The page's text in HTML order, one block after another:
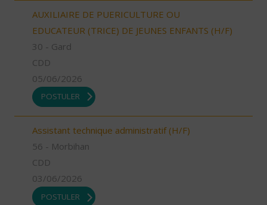
AUXILIAIRE DE PUERICULTURE OU
EDUCATEUR (TRICE) DE JEUNES ENFANTS (H/F)
30 - Gard
CDD
05/06/2026
POSTULER
Assistant technique administratif (H/F)
56 - Morbihan
CDD
03/06/2026
POSTULER